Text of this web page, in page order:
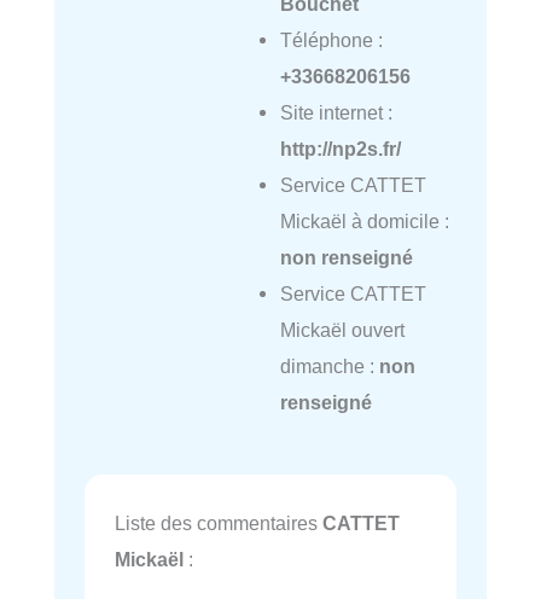
Téléphone :
+33668206156
Site internet :
http://np2s.fr/
Service CATTET
Mickaël à domicile :
non renseigné
Service CATTET
Mickaël ouvert
dimanche : non
renseigné
Liste des commentaires CATTET
Mickaël :